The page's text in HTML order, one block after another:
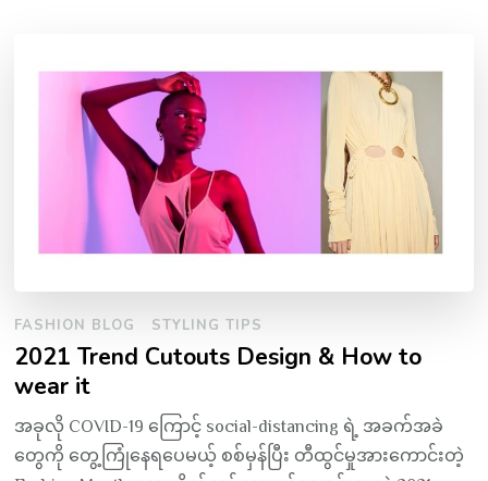
FASHION BLOG STYLING TIPS
2021 Trend Cutouts Design & How to
wear it
အခုလို COVID-19 ကြောင့် social-distancing ရဲ့ အခက်အခဲ
တွေကို တွေ့ကြုံနေရပေမယ့် စစ်မှန်ပြီး တီထွင်မှုအားကောင်းတဲ့